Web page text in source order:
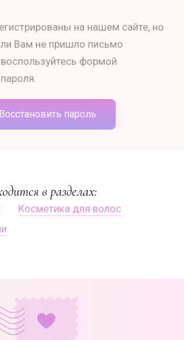
на нашем сайте, но
Вам не пришло письмо
формой
Восстановить пароль
в разделах:
Косметика для волос